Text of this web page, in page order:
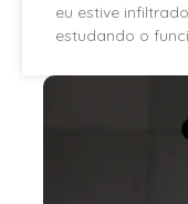
eu estive
estudando o